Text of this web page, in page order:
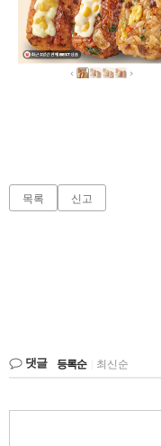
목록 신고
댓글 등록순 최신순